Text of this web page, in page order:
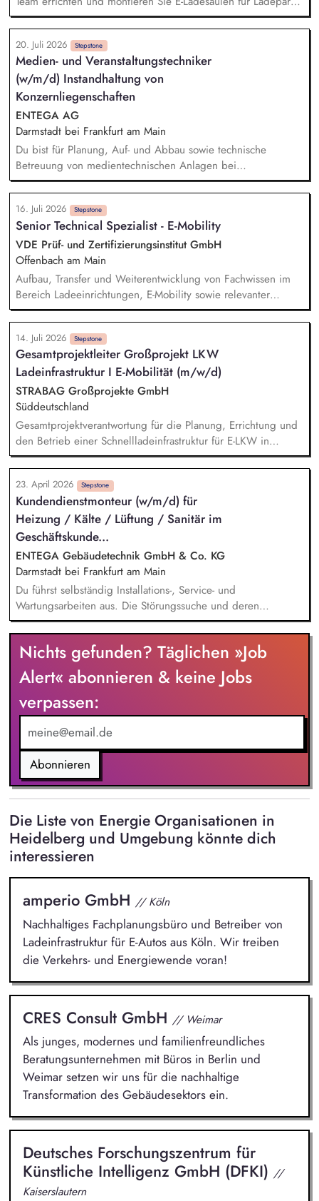
- vom Verlegen der Kabel, Anschließen der Ladesäulen bis
zur Inbetriebnahme. Qualität und Arbeitssicherheit: Dabei
achten Sie auf die Einhaltung und Dokumentation von
Sicherheits- und Qualitätsstandards.
20. Juli 2026 Stepstone
Medien- und Veranstaltungstechniker
(w/m/d) Instandhaltung von
Konzernliegenschaften
ENTEGA AG
Darmstadt bei Frankfurt am Main
Du bist für Planung, Auf- und Abbau sowie technische
Betreuung von medientechnischen Anlagen bei
Veranstaltungen verantwortlich. Die Annahme von
haustechnischen Störungen via Telefon, E-Mail und MS-Teams
im Konzern zählt zu deinen Aufgaben. Bei der Pflege der
technischen Daten ins CAFM-System verlassen wir uns auf
dich. Auch bei der Installation, Reparatur und Wartung an
elektro- und haustechnischen Anlagen in den
Konzernliegenschaften kannst du das Team unterstützen. Die
Übernahme der Rufbereitschaft für Konzernliegenschaften
rundet dein Aufgabengebiet ab.
16. Juli 2026 Stepstone
Senior Technical Spezialist - E-Mobility
VDE Prüf- und Zertifizierungsinstitut GmbH
Offenbach am Main
Aufbau, Transfer und Weiterentwicklung von Fachwissen im
Bereich Ladeeinrichtungen, E-Mobility sowie relevanter
regulatorischer Vorgaben, Normen und Technologien.
Durchführung und Bewertung sicherheitsrelevanter Prüfungen
an Ladeeinrichtungen gemäß IEC 61851. Planung und
Umsetzung von Konformitätsbewertungsverfahren.
Durchführung und Auswertung von Kommunikationsprüfungen
zwischen Ladeinfrastruktur und Fahrzeugen (z.B. ISO 15118).
Durchführung von Kundenworkshops zur Wissensvermittlung
im Bereich E-Mobility.
14. Juli 2026 Stepstone
Gesamtprojektleiter Großprojekt LKW
Ladeinfrastruktur I E-Mobilität (m/w/d)
STRABAG Großprojekte GmbH
Süddeutschland
Gesamtprojektverantwortung für die Planung, Errichtung und
den Betrieb einer Schnellladeinfrastruktur für E-LKW in
Südwestdeutschland. Zentraler Ansprechpartner für den
Auftraggeber, Behörden, Netzbetreiber und weitere externe
Stakeholder. Führung und Koordination des interdisziplinären
Projektteams. Aufbau und Umsetzung einer effizienten
Projektorganisation sowie Einhaltung von Terminen, Kosten,
Qualität und Leistungsumfang. Verantwortung für die
Umsetzung des wirtschaftlichen, sicheren und nachhaltigen
Betriebs der Ladeinfrastruktur sowie Transfer des Projekts in
den Regelbetrieb.
23. April 2026 Stepstone
Kundendienstmonteur (w/m/d) für
Heizung / Kälte / Lüftung / Sanitär im
Geschäftskunde...
ENTEGA Gebäudetechnik GmbH & Co. KG
Darmstadt bei Frankfurt am Main
Du führst selbständig Installations-, Service- und
Wartungsarbeiten aus. Die Störungssuche und deren
Beseitigung führst du selbstständig durch. Du berätst und
betreust unsere Kunden hinsichtlich optimaler Einstellungen
der zugeteilten Kundenanlagen. Das Erstellen von
qualifizierten Service- und Wartungsberichten wird ebenfalls
Teil deiner Aufgabe werden. Du nimmst an der
turnusmäßigen Rufbereitschaft teil.
Nichts gefunden? Täglichen »Job
Alert« abonnieren & keine Jobs
verpassen:
Abonnieren
Die Liste von Energie Organisationen in
Heidelberg und Umgebung könnte dich
interessieren
amperio GmbH // Köln
Nachhaltiges Fachplanungsbüro und Betreiber von
Ladeinfrastruktur für E-Autos aus Köln. Wir treiben
die Verkehrs- und Energiewende voran!
CRES Consult GmbH // Weimar
Als junges, modernes und familienfreundliches
Beratungsunternehmen mit Büros in Berlin und
Weimar setzen wir uns für die nachhaltige
Transformation des Gebäudesektors ein.
Deutsches Forschungszentrum für
Künstliche Intelligenz GmbH (DFKI) //
Kaiserslautern